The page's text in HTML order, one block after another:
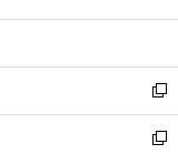
ウ
開
く
新
し
い
新